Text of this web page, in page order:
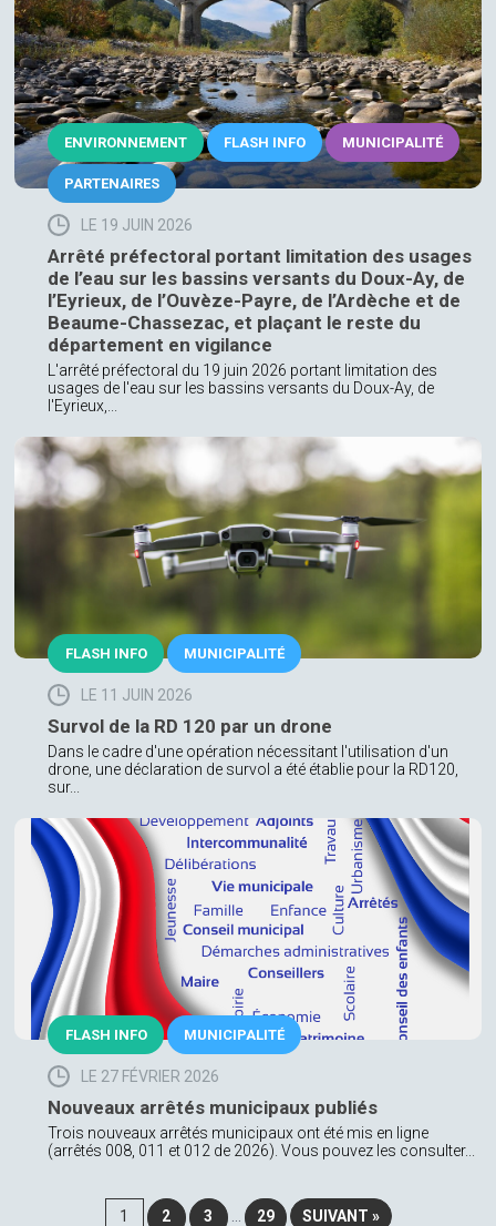
ENVIRONNEMENT FLASH INFO MUNICIPALITÉ
PARTENAIRES
LE 19 JUIN 2026
Arrêté préfectoral portant limitation des usages
de l’eau sur les bassins versants du Doux-Ay, de
l’Eyrieux, de l’Ouvèze-Payre, de l’Ardèche et de
Beaume-Chassezac, et plaçant le reste du
département en vigilance
L'arrêté préfectoral du 19 juin 2026 portant limitation des
usages de l'eau sur les bassins versants du Doux-Ay, de
l'Eyrieux,...
FLASH INFO MUNICIPALITÉ
LE 11 JUIN 2026
Survol de la RD 120 par un drone
Dans le cadre d'une opération nécessitant l'utilisation d'un
drone, une déclaration de survol a été établie pour la RD120,
sur...
FLASH INFO MUNICIPALITÉ
LE 27 FÉVRIER 2026
Nouveaux arrêtés municipaux publiés
Trois nouveaux arrêtés municipaux ont été mis en ligne
(arrêtés 008, 011 et 012 de 2026). Vous pouvez les consulter...
1 2 3 29 SUIVANT »